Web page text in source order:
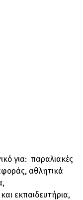
για: παραλιακές
αθλητικά
εκπαιδευτήρια,